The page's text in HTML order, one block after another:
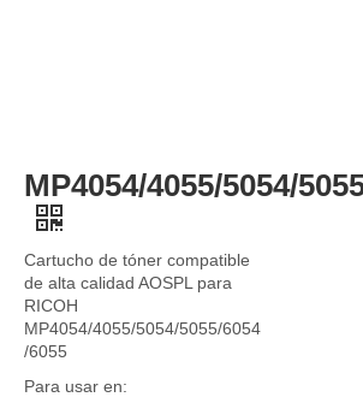
MP4054/4055/5054/
Cartucho de tóner compatible
de alta calidad AOSPL para
RICOH
MP4054/4055/5054/5055/6054
/6055
Para usar en: